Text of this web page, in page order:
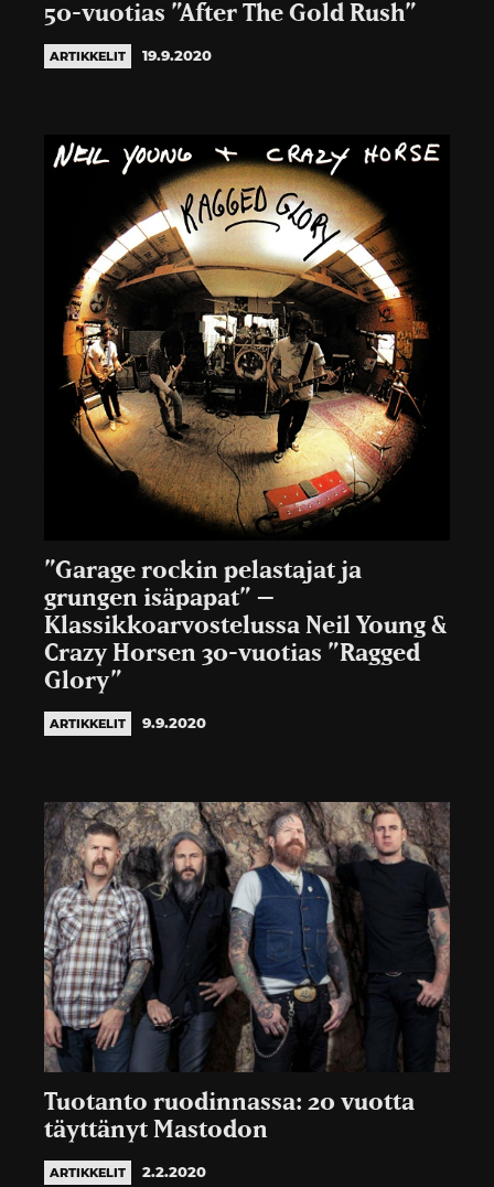
50-vuotias ”After The Gold Rush”
ARTIKKELIT 19.9.2020
”Garage rockin pelastajat ja
grungen isäpapat” –
Klassikkoarvostelussa Neil Young &
Crazy Horsen 30-vuotias ”Ragged
Glory”
ARTIKKELIT 9.9.2020
Tuotanto ruodinnassa: 20 vuotta
täyttänyt Mastodon
ARTIKKELIT 2.2.2020